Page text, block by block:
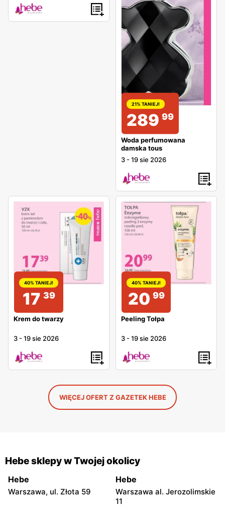
21% TANIEJ!
289 99
Woda perfumowana
damska tous
3 -19 sie 2026
40% TANIEJ!
17 39
Krem do twarzy
3 -19 sie 2026
40% TANIEJ!
20 99
Peeling Tołpa
3 -19 sie 2026
WIĘCEJ OFERT Z GAZETEK HEBE
Hebe sklepy w Twojej okolicy
Hebe
Warszawa, ul. Złota 59
Hebe
Warszawa al. Jerozolimskie
11